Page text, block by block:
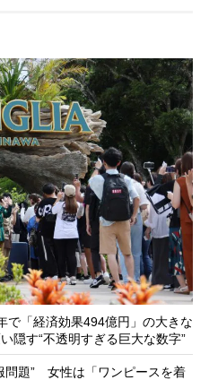
で「経済効果494億円」の大きな
隠す“不透明すぎる巨大な数字”
問題” 女性は「ワンピースを着